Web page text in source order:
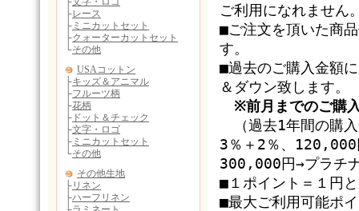
ご利用になれません
■ご注文を頂いた商
す。
■過去のご購入金額
＆ダウン致します。
※前月までのご購
（過去1年間の購
3％＋2％、120,000
300,000円→プラチ
■１ポイント＝１円
■最大ご利用可能ポ